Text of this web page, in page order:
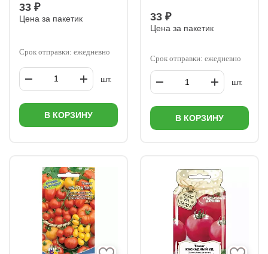
33 ₽
Цена за пакетик
Срок отправки: ежедневно
шт.
В КОРЗИНУ
33 ₽
Цена за пакетик
Срок отправки: ежедневно
шт.
В КОРЗИНУ